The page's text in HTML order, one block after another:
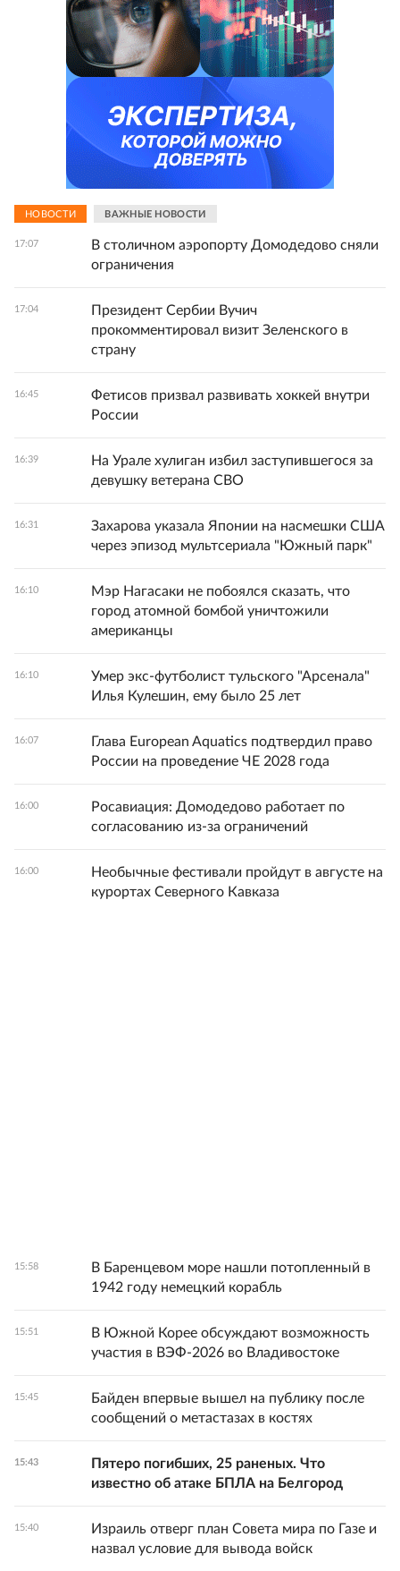
НОВОСТИ ВАЖНЫЕ НОВОСТИ
17:07
В столичном аэропорту Домодедово сняли
ограничения
17:04
Президент Сербии Вучич
прокомментировал визит Зеленского в
страну
16:45
Фетисов призвал развивать хоккей внутри
России
16:39
На Урале хулиган избил заступившегося за
девушку ветерана СВО
16:31
Захарова указала Японии на насмешки США
через эпизод мультсериала "Южный парк"
16:10
Мэр Нагасаки не побоялся сказать, что
город атомной бомбой уничтожили
американцы
16:10
Умер экс-футболист тульского "Арсенала"
Илья Кулешин, ему было 25 лет
16:07
Глава European Aquatics подтвердил право
России на проведение ЧЕ 2028 года
16:00
Росавиация: Домодедово работает по
согласованию из-за ограничений
16:00
Необычные фестивали пройдут в августе на
курортах Северного Кавказа
15:58
В Баренцевом море нашли потопленный в
1942 году немецкий корабль
15:51
В Южной Корее обсуждают возможность
участия в ВЭФ-2026 во Владивостоке
15:45
Байден впервые вышел на публику после
сообщений о метастазах в костях
15:43
Пятеро погибших, 25 раненых. Что
известно об атаке БПЛА на Белгород
15:40
Израиль отверг план Совета мира по Газе и
назвал условие для вывода войск